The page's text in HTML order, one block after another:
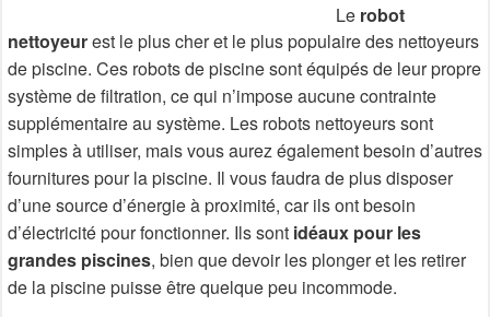
Le robot
nettoyeurest le plus cher et le plus populaire des nettoyeurs
de piscine. Ces robots de piscine sont équipés de leur propre
système de filtration, ce qui n’impose aucune contrainte
supplémentaire au système. Les robots nettoyeurs sont
simples à utiliser, mais vous aurez également besoin d’autres
fournitures pour la piscine. Il vous faudra de plus disposer
d’une source d’énergie à proximité, car ils ont besoin
d’électricité pour fonctionner. Ils sont idéaux pour les
grandes piscines, bien que devoir les plonger et les retirer
de la piscine puisse être quelque peu incommode.